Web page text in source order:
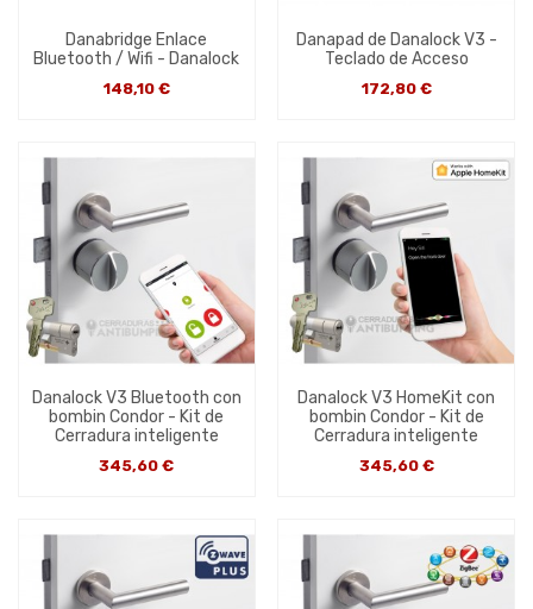
Danabridge Enlace
Bluetooth / Wifi - Danalock
148,10 €
Danapad de Danalock V3 -
Teclado de Acceso
172,80 €
Danalock V3 Bluetooth con
bombin Condor - Kit de
Cerradura inteligente
345,60 €
Danalock V3 HomeKit con
bombin Condor - Kit de
Cerradura inteligente
345,60 €